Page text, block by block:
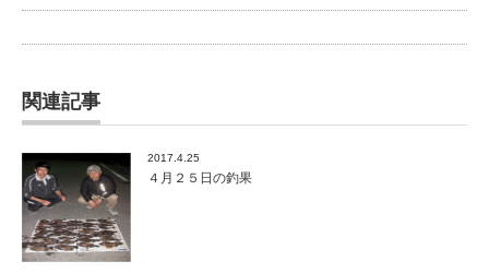
関連記事
2017.4.25
４月２５日の釣果